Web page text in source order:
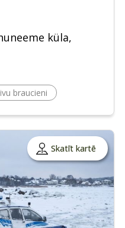
küla,
braucieni
Skatīt kartē